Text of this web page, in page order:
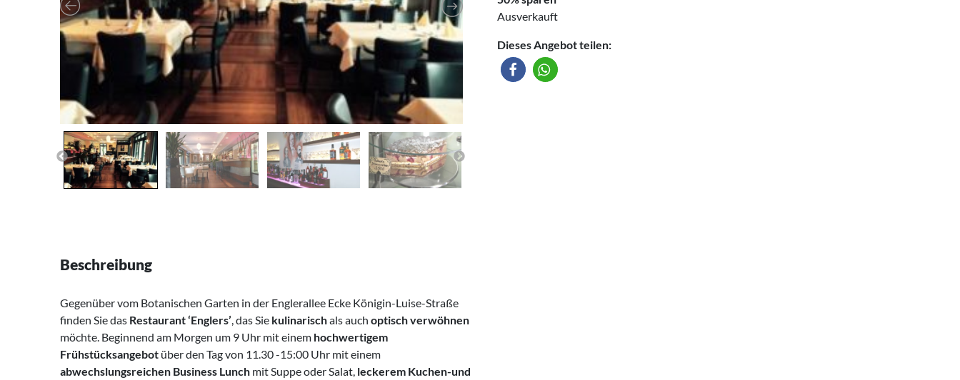
Ausverkauft
Dieses Angebot teilen:
Beschreibung
Gegenüber vom Botanischen Garten in der Englerallee Ecke Königin-Luise-Straße
finden Sie das Restaurant ‘Englers’, das Sie kulinarischals auch optisch verwöhnen
möchte. Beginnend am Morgen um 9 Uhr mit einem hochwertigem
Frühstücksangebot über den Tag von 11.30 -15:00 Uhr mit einem
abwechslungsreichen Business Lunch mit Suppe oder Salat, leckerem Kuchen-und